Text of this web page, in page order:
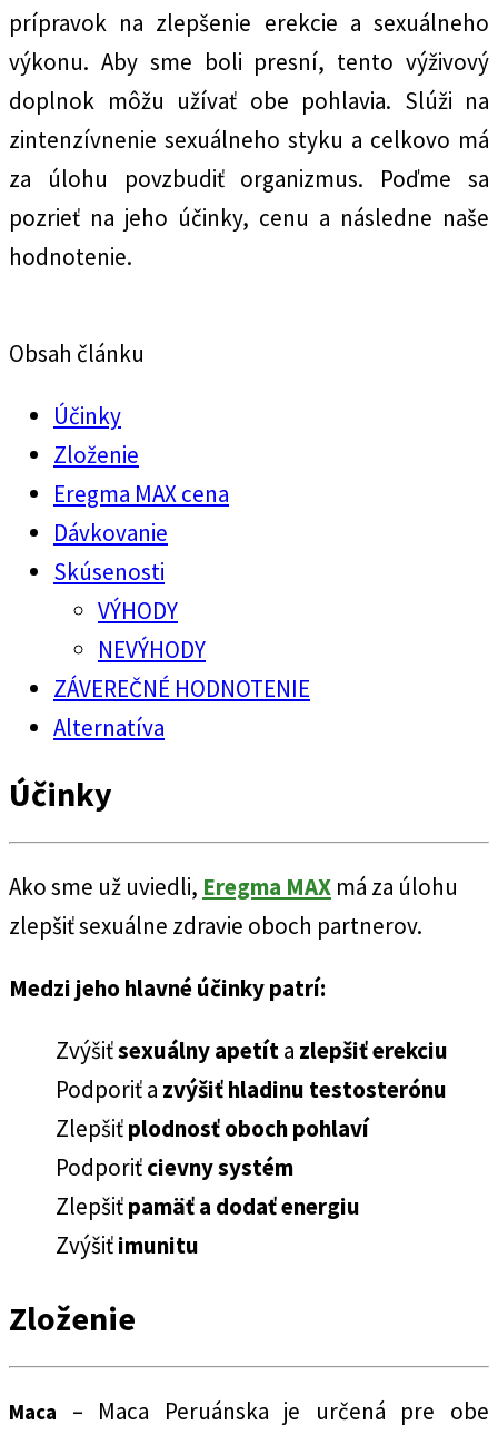
prípravok na zlepšenie erekcie a sexuálneho
výkonu. Aby sme boli presní, tento výživový
doplnok môžu užívať obe pohlavia. Slúži na
zintenzívnenie sexuálneho styku a celkovo má
za úlohu povzbudiť organizmus. Poďme sa
pozrieť na jeho účinky, cenu a následne naše
hodnotenie.
Obsah článku
Účinky
Zloženie
Eregma MAX cena
Dávkovanie
Skúsenosti
VÝHODY
NEVÝHODY
ZÁVEREČNÉ HODNOTENIE
Alternatíva
Účinky
Ako sme už uviedli, Eregma MAX má za úlohu
zlepšiť sexuálne zdravie oboch partnerov.
Medzi jeho hlavné účinky patrí:
Zvýšiťsexuálny apetíta zlepšiť erekciu
Podporiť a zvýšiť hladinu testosterónu
Zlepšiťplodnosť oboch pohlaví
Podporiťcievny systém
Zlepšiťpamäť a dodať energiu
Zvýšiťimunitu
Zloženie
Maca
– Maca Peruánska je určená pre obe